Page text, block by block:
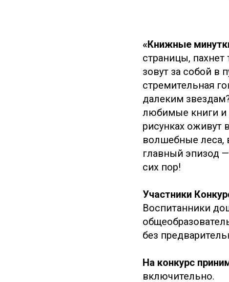
«Книжные
страницы,
зовут за собой в
стремительная
далеким
любимые книги и
рисунках оживут
волшебные леса,
главный эпизод
сих пор!
Участники
Воспитанники
без
На конкурс
включительно.